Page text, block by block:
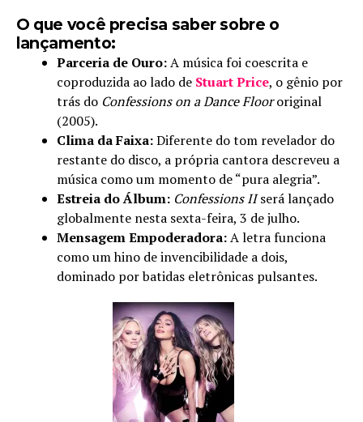
O que você precisa saber sobre o
lançamento:
Parceria de Ouro:A música foi coescrita e
coproduzida ao lado de Stuart Price, o gênio por
trás do Confessions on a Dance Floororiginal
(2005).
Clima da Faixa:Diferente do tom revelador do
restante do disco, a própria cantora descreveu a
música como um momento de “pura alegria”.
Estreia do Álbum: Confessions IIserá lançado
globalmente nesta sexta-feira, 3 de julho.
Mensagem Empoderadora:A letra funciona
como um hino de invencibilidade a dois,
dominado por batidas eletrônicas pulsantes.